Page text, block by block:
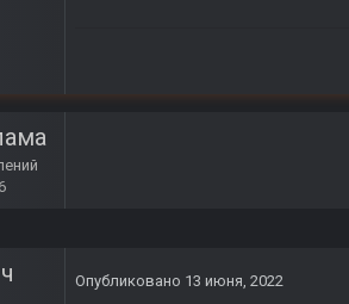
Опубликовано 13 июня, 2022